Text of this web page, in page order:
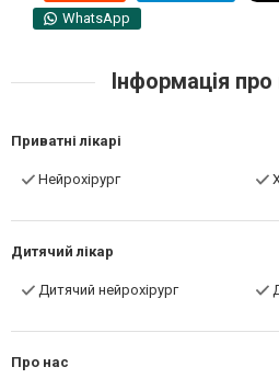
WhatsApp
Інформація
Приватні лікарі
Нейрохірург
Дитячий лікар
Дитячий нейрохірург
Про нас